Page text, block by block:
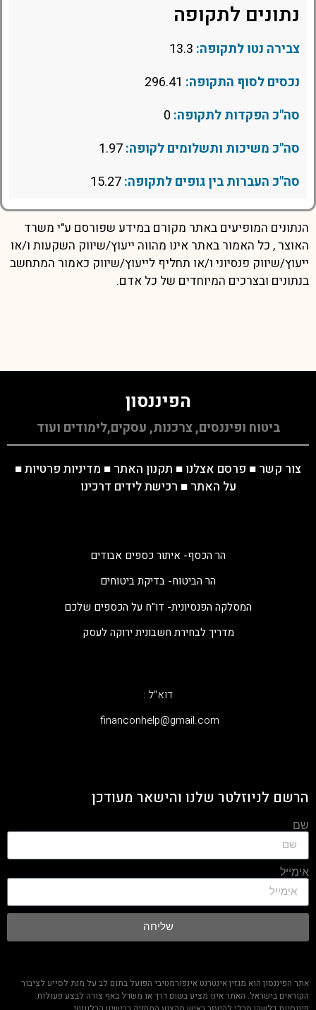
נתונים לתקופה
צבירה נטו לתקופה:
נכסים לסוף התקופה:
סה"כ הפקדות לתקופה:
סה"כ משיכות ותשלומים לקופה:
סה"כ העברות בין גופים לתקופה:
הנתונים המופיעים באתר מקורם במידע שפורסם ע"י משרד
האוצר , כל האמור באתר אינו מהווה ייעוץ/שיווק השקעות ו/או
ייעוץ/שיווק פנסיוני ו/או תחליף לייעוץ/שיווק כאמור המתחשב
בנתונים ובצרכים המיוחדים של כל אדם.
הפיננסון
ביטוח ופיננסים, צרכנות, עסקים,לימודים ועוד
צור קשר ■ פרסם אצלנו ■ תקנון האתר ■ מדיניות פרטיות■
על האתר ■ רכישת לידים דרכינו
הר הכסף- איתור כספים אבודים
הר הביטוח- בדיקת ביטוחים
המסלקה הפנסיונית- דו"ח על הכספים שלכם
מדריך לבחירת חשבונית ירוקה לעסק
דוא"ל :
‫financonhelp@gmail.com‬
הרשם לניוזלטר שלנו והישאר מעודכן
שם
אימייל
שליחה
אתר הפיננסון הוא מגזין אינטרנט אינפורמטיבי הפועל בתום לב על מנת לסייע לציבור
הקוראים בישראל. האתר אינו מציע בשום דרך או משדל באף צורה לבצע פעולות